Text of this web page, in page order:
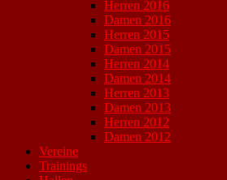
Herren 2016
Damen 2016
Herren 2015
Damen 2015
Herren 2014
Damen 2014
Herren 2013
Damen 2013
Herren 2012
Damen 2012
Vereine
Trainings